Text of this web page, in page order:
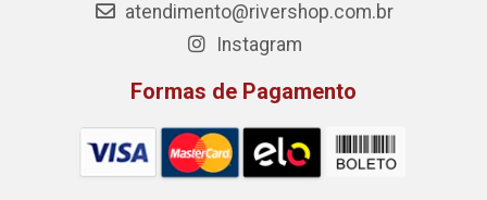
atendimento@rivershop.com.br
Instagram
Formas de Pagamento